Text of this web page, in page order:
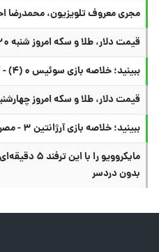
مجری معروف تلویزیون،
قیمت دلار، طلا و سکه امروز شنبه ۲۰ تیر
ببینید؛ خلاصه بازی سوئیس ۰ (۴) - کلمبیا ۰ (۳) در جام جهانی
قیمت دلار، طلا و سکه امروز چهارشنبه ۱۷ تیر
ببینید؛ خلاصه بازی آرژانتین ۳ - مصر ۲ در جام جهانی
مایکروویو
بدون دردسر